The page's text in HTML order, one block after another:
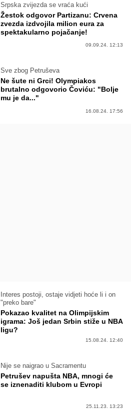
Srpska zvijezda se vraća kući
Žestok odgovor Partizanu: Crvena
zvezda izdvojila milion eura za
spektakularno pojačanje!
09.09.24. 12:13
Sve zbog Petruševa
Ne šute ni Grci! Olympiakos
brutalno odgovorio Čoviću: "Bolje
mu je da..."
16.08.24. 17:56
Interes postoji, ostaje vidjeti hoće li i on
"preko bare"
Pokazao kvalitet na Olimpijskim
igrama: Još jedan Srbin stiže u NBA
ligu?
15.08.24. 12:40
Nije se naigrao u Sacramentu
Petrušev napušta NBA, mnogi će
se iznenaditi klubom u Evropi
25.11.23. 13:23